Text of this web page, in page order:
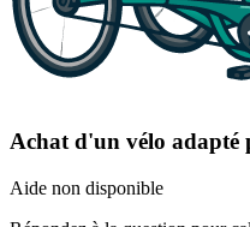
Achat d'un vélo adapté
Aide non disponible